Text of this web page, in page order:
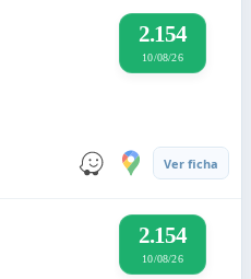
2.154
10/08/26
Ver ficha
2.154
10/08/26